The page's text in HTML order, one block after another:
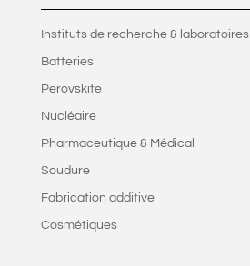
Instituts de recherche & laboratoires
Batteries
Perovskite
Nucléaire
Pharmaceutique & Médical
Soudure
Fabrication additive
Cosmétiques